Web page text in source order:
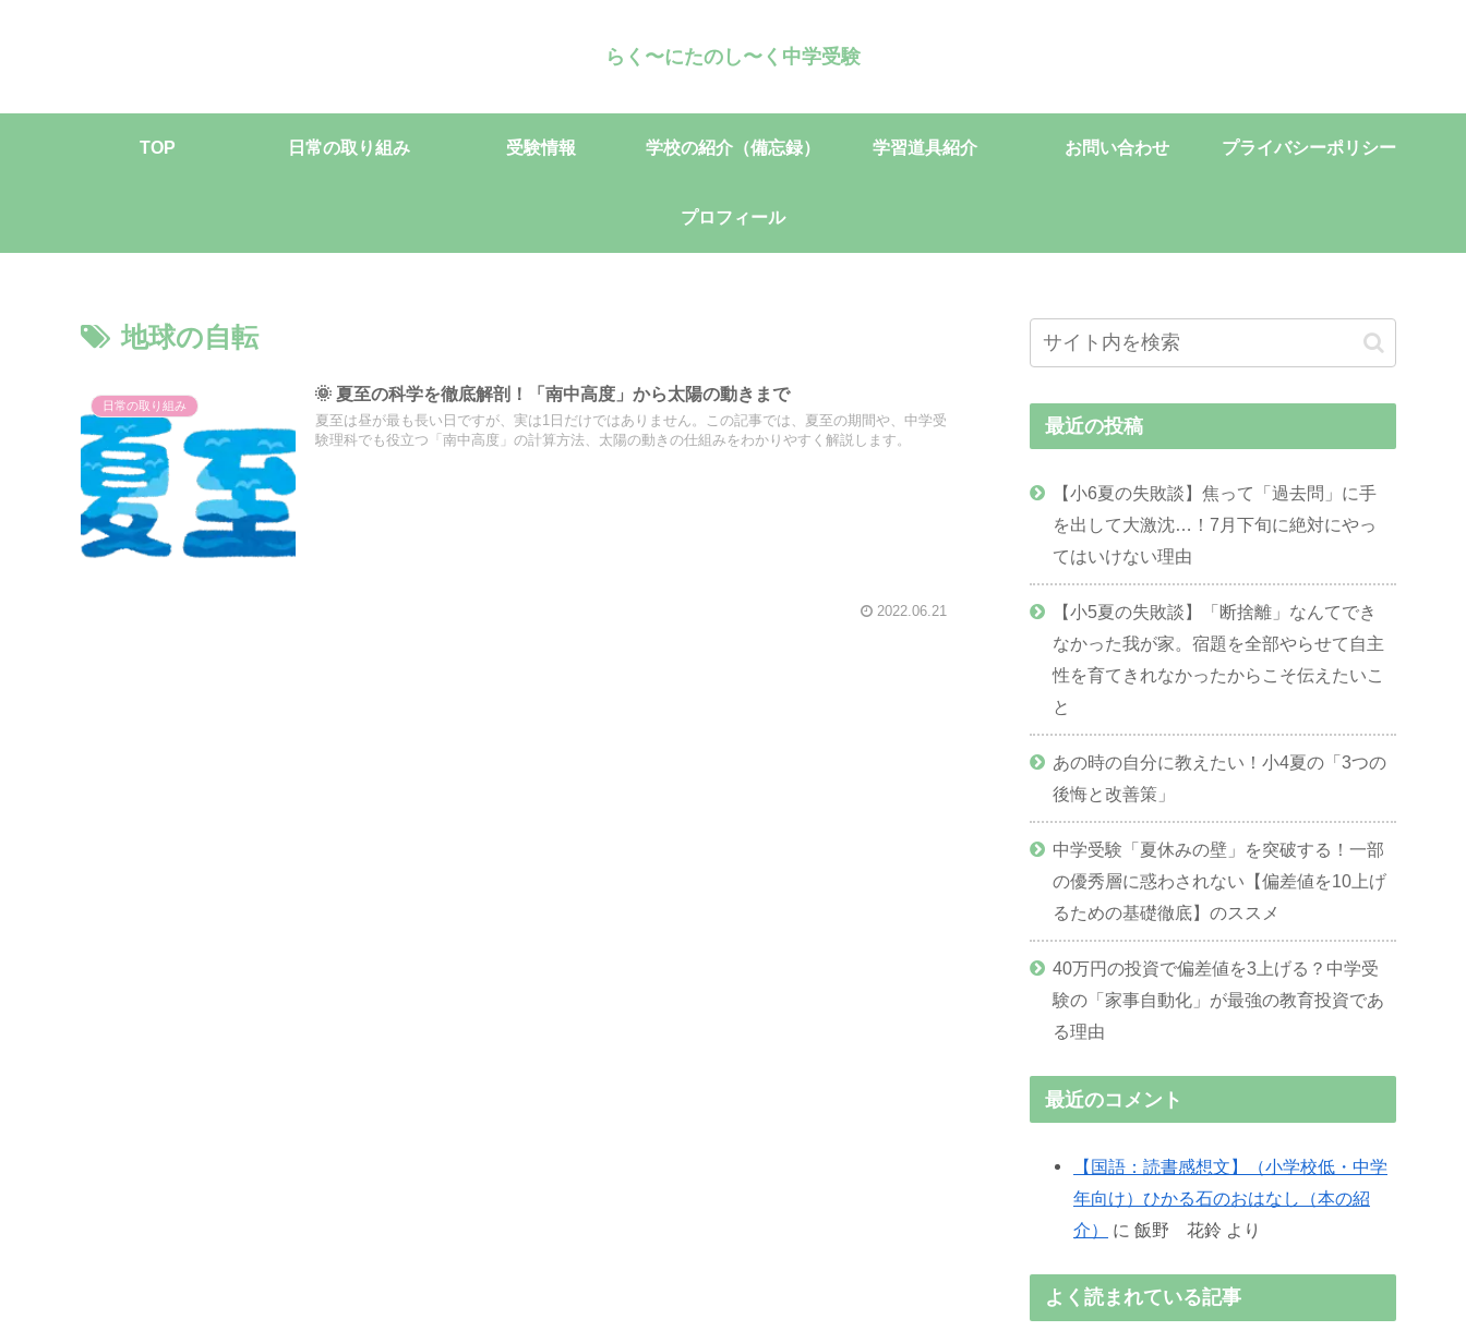
らく〜にたのし〜く中学受験
TOP 日常の取り組み 受験情報 学校の紹介（備忘録） 学習道具紹介 お問い合わせ プライバシーポリシー
プロフィール
地球の自転
日常の取り組み
🌞 夏至の科学を徹底解剖！「南中高度」から太陽の動きまで
夏至は昼が最も長い日ですが、実は1日だけではありません。この記事では、夏至の期間や、中学受
験理科でも役立つ「南中高度」の計算方法、太陽の動きの仕組みをわかりやすく解説します。
2022.06.21
最近の投稿
【小6夏の失敗談】焦って「過去問」に手
を出して大激沈…！7月下旬に絶対にやっ
てはいけない理由
【小5夏の失敗談】「断捨離」なんてでき
なかった我が家。宿題を全部やらせて自主
性を育てきれなかったからこそ伝えたいこ
と
あの時の自分に教えたい！小4夏の「3つの
後悔と改善策」
中学受験「夏休みの壁」を突破する！一部
の優秀層に惑わされない【偏差値を10上げ
るための基礎徹底】のススメ
40万円の投資で偏差値を3上げる？中学受
験の「家事自動化」が最強の教育投資であ
る理由
最近のコメント
【国語：読書感想文】（小学校低・中学
年向け）ひかる石のおはなし（本の紹
介）
に 飯野 花鈴 より
よく読まれている記事